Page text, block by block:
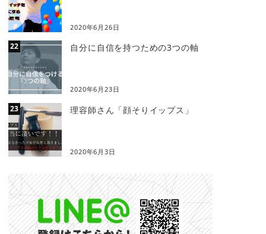
2020年6月26日
自分に自信を持つための3つの軸
2020年6月23日
理容師さん「顔そりイップス」
2020年6月3日